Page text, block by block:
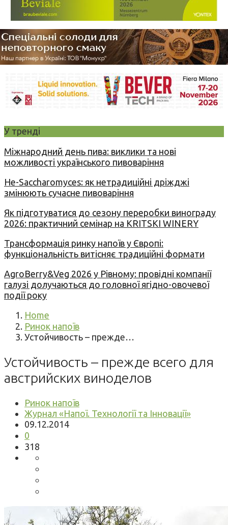
У тренді
Міжнародний день пива: виклики та нові
можливості українського пивоваріння
Не-Saccharomyces: як нетрадиційні дріжджі
змінюють сучасне пивоваріння
Як підготуватися до сезону переробки винограду
2026: практичний семінар на KRITSKI WINERY
Трансформація ринку напоїв у Європі:
функціональність витісняє традиційні формати
AgroBerry&Veg 2026 у Рівному: провідні компанії
галузі долучаються до головної ягідно-овочевої
події року
Home
Ринок напоїв
Устойчивость – прежде…
Устойчивость – прежде всего для
австрийских виноделов
Ринок напоїв
Журнал «Напої. Технології та Інновації»
09.12.2014
0
318